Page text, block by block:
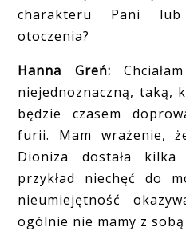
charakteru Pani
otoczenia?
Hanna Greń:
niejednoznaczną, taką,
będzie czasem
furii. Mam wrażenie,
Dioniza dostała
przykład niechęć do
nieumiejętność
ogólnie nie mamy z